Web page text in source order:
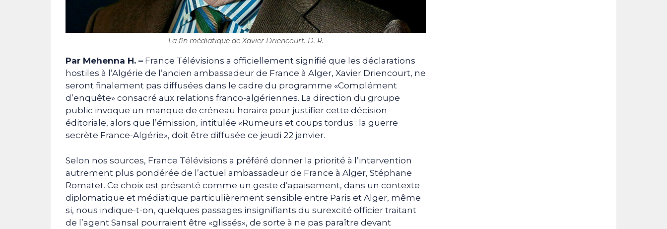
La fin médiatique de Xavier Driencourt. D. R.
Par Mehenna H. – France Télévisions a officiellement signifié que les déclarations
hostiles à l’Algérie de l’ancien ambassadeur de France à Alger, Xavier Driencourt, ne
seront finalement pas diffusées dans le cadre du programme «Complément
d’enquête» consacré aux relations franco-algériennes. La direction du groupe
public invoque un manque de créneau horaire pour justifier cette décision
éditoriale, alors que l’émission, intitulée «Rumeurs et coups tordus : la guerre
secrète France-Algérie», doit être diffusée ce jeudi 22 janvier.
Selon nos sources, France Télévisions a préféré donner la priorité à l’intervention
autrement plus pondérée de l’actuel ambassadeur de France à Alger, Stéphane
Romatet. Ce choix est présenté comme un geste d’apaisement, dans un contexte
diplomatique et médiatique particulièrement sensible entre Paris et Alger, même
si, nous indique-t-on, quelques passages insignifiants du surexcité officier traitant
de l’agent Sansal pourraient être «glissés», de sorte à ne pas paraître devant